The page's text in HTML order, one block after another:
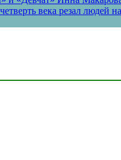
века резал людей